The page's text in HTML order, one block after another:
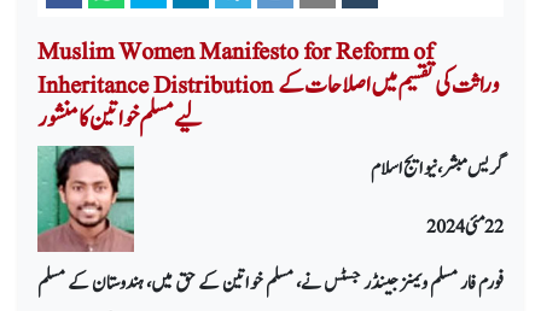
Muslim Women Manifesto for Reform of
Inheritance Distribution وراثت کی تقسیم میں اصلاحات کے
لیے مسلم خواتین کا منشور
گریس مبشر، نیو ایج اسلام
22 مئی 2024
فورم فار مسلم ویمنز جینڈر جسٹس نے، مسلم خواتین کے حق میں، ہندوستان کے مسلم